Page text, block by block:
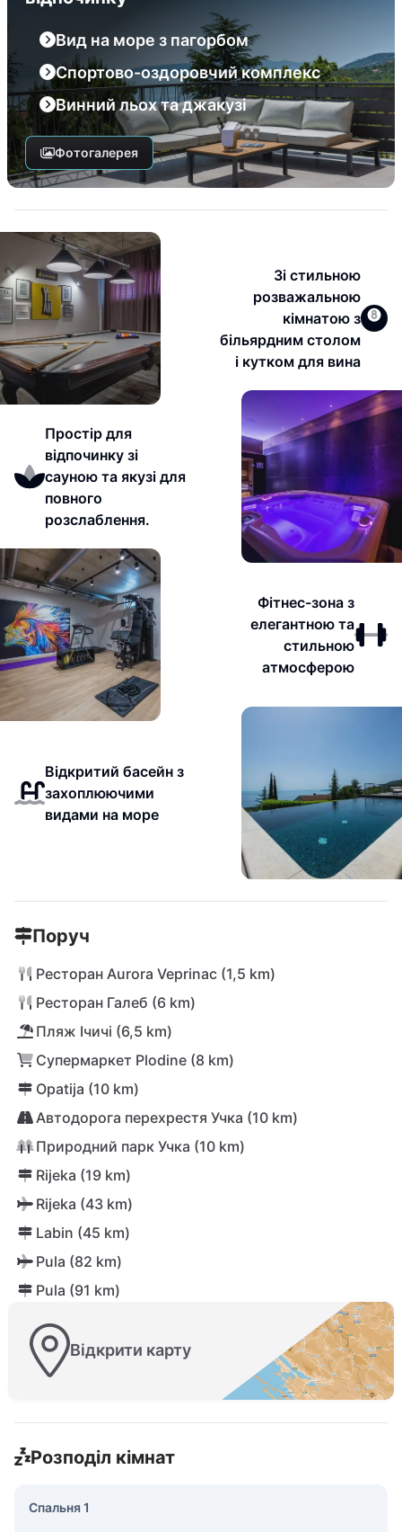
Вид на море з пагорбом
Спортово-оздоровчий комплекс
Винний льох та джакузі
Фотогалерея
Зі стильною
розважальною
кімнатою з
більярдним столом
і кутком для вина
Простір для
відпочинку зі
сауною та якузі для
повного
розслаблення.
Фітнес-зона з
елегантною та
стильною
атмосферою
Відкритий басейн з
захоплюючими
видами на море
Поруч
Ресторан Aurora Veprinac (1,5 km)
Ресторан Галеб (6 km)
Пляж Ічичі (6,5 km)
Супермаркет Plodine (8 km)
Opatija (10 km)
Автодорога перехрестя Учка (10 km)
Природний парк Учка (10 km)
Rijeka (19 km)
Rijeka (43 km)
Labin (45 km)
Pula (82 km)
Pula (91 km)
Відкрити карту
Розподіл кімнат
Спальня 1